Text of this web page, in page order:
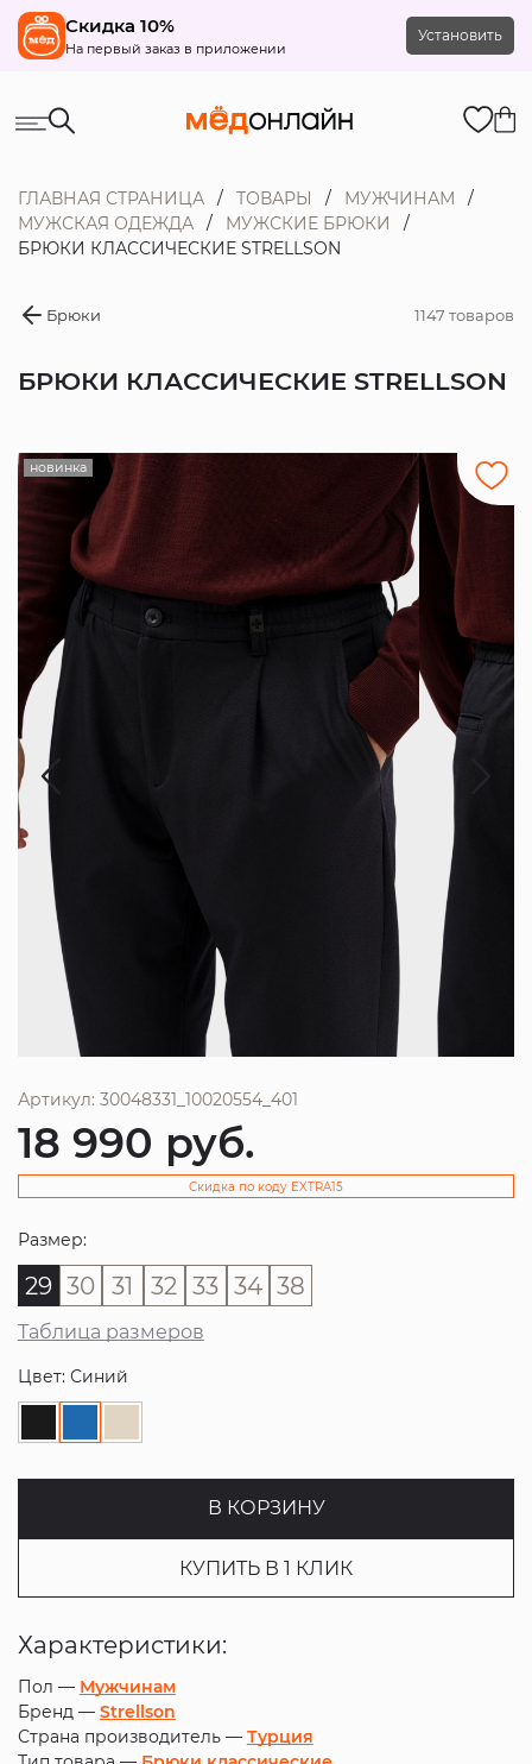
Скидка 10%
На первый заказ в приложении
Установить
ГЛАВНАЯ СТРАНИЦА ТОВАРЫ
МУЖЧИНАМ
МУЖСКАЯ ОДЕЖДА
МУЖСКИЕ БРЮКИ
БРЮКИ КЛАССИЧЕСКИЕ STRELLSON
Брюки 1147 товаров
БРЮКИ КЛАССИЧЕСКИЕ STRELLSON
новинка
Артикул: 30048331_10020554_401
18 990 руб.
Скидка по коду EXTRA15
Размер:
29 30 31 32 33 34 38
Таблица размеров
Цвет: Синий
В КОРЗИНУ
КУПИТЬ В 1 КЛИК
Характеристики:
Пол — Мужчинам
Бренд — Strellson
Страна производитель — Турция